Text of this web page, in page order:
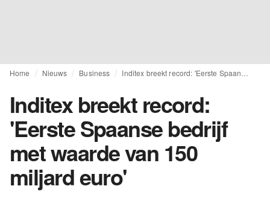
Home Nieuws Business
Inditex breekt record:
'Eerste Spaanse bedrijf
met waarde van 150
miljard euro'